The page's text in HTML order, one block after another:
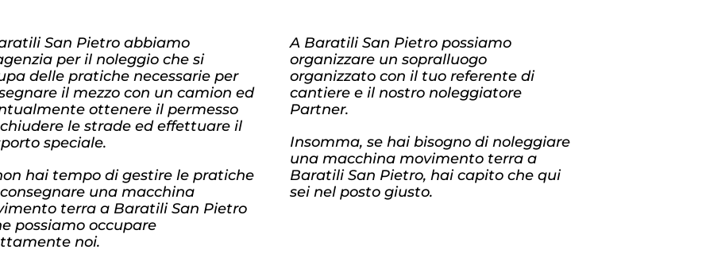
San Pietro abbiamo
per il noleggio che si
delle pratiche necessarie per
il mezzo con un camion ed
ottenere il permesso
le strade ed effettuare il
speciale.
hai tempo di gestire le pratiche
una macchina
terra a Baratili San Pietro
possiamo occupare
noi.
A Baratili San Pietro possiamo
organizzare un sopralluogo
organizzato con il tuo referente di
cantiere e il nostro noleggiatore
Partner.
Insomma, se hai bisogno di noleggiare
una macchina movimento terra a
Baratili San Pietro, hai capito che qui
sei nel posto giusto.